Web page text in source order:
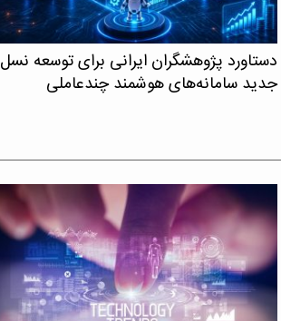
دستاورد پژوهشگران ایرانی برای توسعه نسل
جدید سامانه‌های هوشمند چندعاملی